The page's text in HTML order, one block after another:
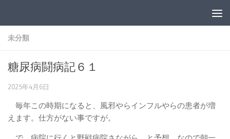
未分類
糖尿病闘病記６１
2025年4月6日
毎年この時期になると、風邪やらインフルやらの患者が増
えます。仕方がない事ですが。